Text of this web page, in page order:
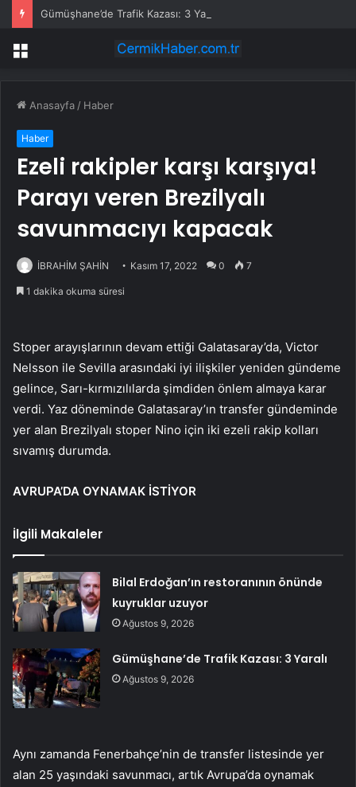
Gümüşhane’de Trafik Kazası: 3 Yaralı
Menü
Anasayfa / Haber
Haber
Ezeli rakipler karşı karşıya!
Parayı veren Brezilyalı
savunmacıyı kapacak
İBRAHİM ŞAHİN Kasım 17, 2022 0 7
1 dakika okuma süresi
Stoper arayışlarının devam ettiği Galatasaray’da, Victor
Nelsson ile Sevilla arasındaki iyi ilişkiler yeniden gündeme
gelince, Sarı-kırmızılılarda şimdiden önlem almaya karar
verdi. Yaz döneminde Galatasaray’ın transfer gündeminde
yer alan Brezilyalı stoper Nino için iki ezeli rakip kolları
sıvamış durumda.
AVRUPA’DA OYNAMAK İSTİYOR
İlgili Makaleler
Bilal Erdoğan’ın restoranının önünde
kuyruklar uzuyor
Ağustos 9, 2026
Gümüşhane’de Trafik Kazası: 3 Yaralı
Ağustos 9, 2026
Aynı zamanda Fenerbahçe’nin de transfer listesinde yer
alan 25 yaşındaki savunmacı, artık Avrupa’da oynamak